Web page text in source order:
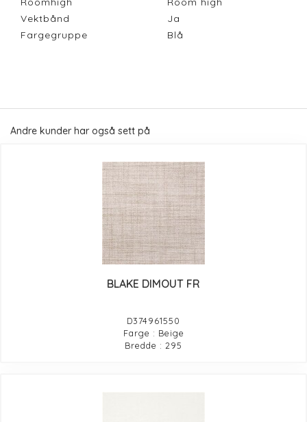
Vektbånd
Ja
Fargegruppe
Blå
Andre kunder har også sett på
BLAKE DIMOUT FR
D374961550
Farge : Beige
Bredde : 295